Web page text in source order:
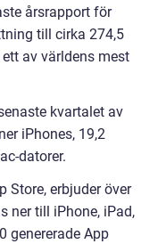
årsrapport för
till cirka 274,5
av världens mest
kvartalet av
iPhones, 19,2
datorer.
Store, erbjuder över
ner till iPhone, iPad,
genererade App